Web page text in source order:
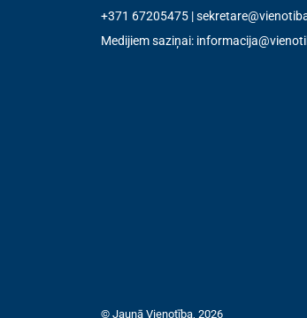
+371 67205475 |
Medijiem saziņai:
© Jaunā Vienotība, 2026